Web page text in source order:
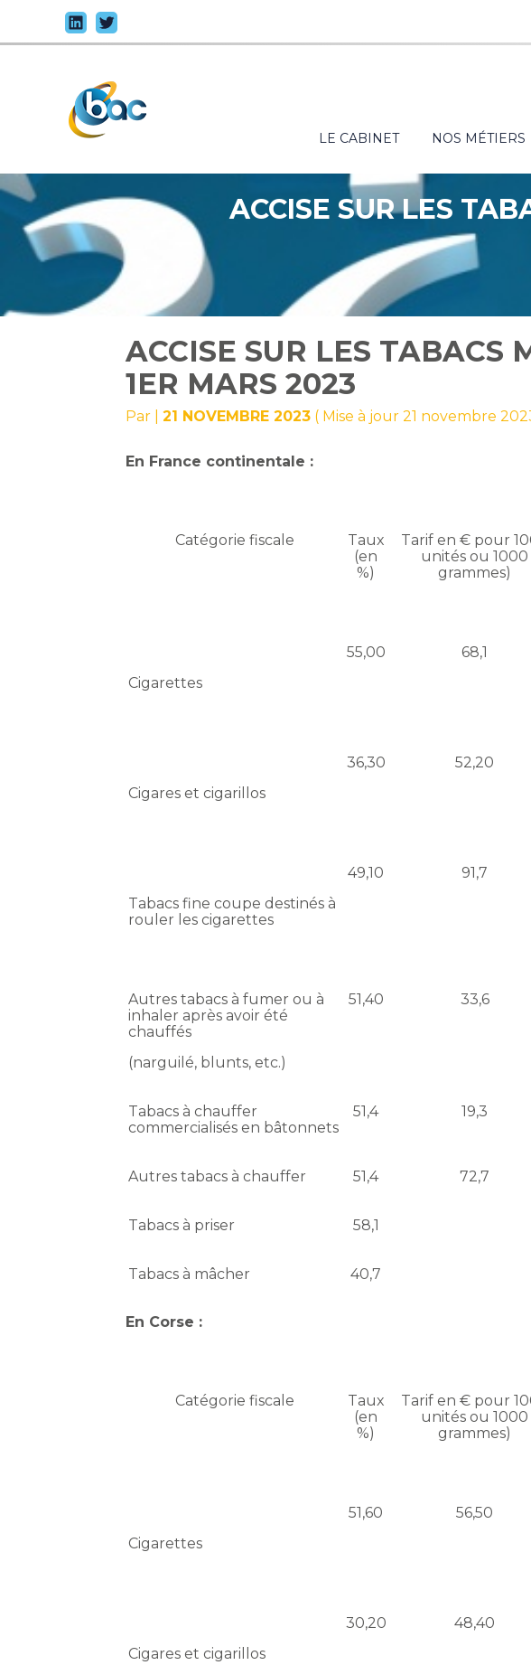
au
Principal
LE CABINET NOS MÉTIERS
ACCISE SUR LES
ACCISE SUR LES TABACS
1ER MARS 2023
Par |21 NOVEMBRE 2023 ( Mise à jour 21 novembre
En France continentale :
Catégorie fiscale
Taux
(en
%)
Tarif en € pour
unités ou 1000
grammes)
Cigarettes
55,00 68,1
Cigares et cigarillos
36,30 52,20
Tabacs fine coupe destinés à
rouler les cigarettes
49,10 91,7
Autres tabacs à fumer ou à
inhaler après avoir été
chauffés
(narguilé, blunts, etc.)
51,40 33,6
Tabacs à chauffer
commercialisés en bâtonnets
51,4 19,3
Autres tabacs à chauffer 51,4 72,7
Tabacs à priser 58,1
Tabacs à mâcher 40,7
En Corse :
Catégorie fiscale
Taux
(en
%)
Tarif en € pour
unités ou 1000
grammes)
Cigarettes
51,60 56,50
Cigares et cigarillos
30,20 48,40